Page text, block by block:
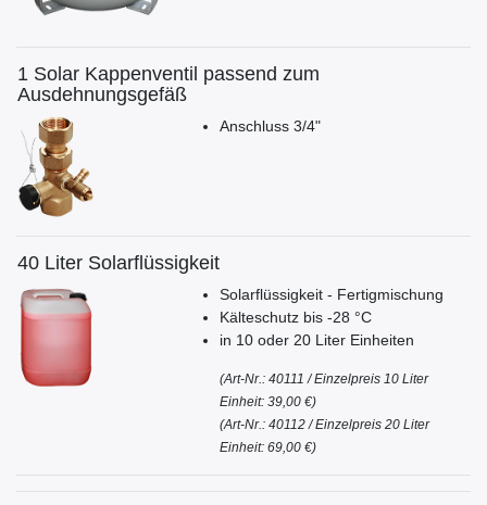
1 Solar Kappenventil passend zum
Ausdehnungsgefäß
Anschluss 3/4"
40 Liter Solarflüssigkeit
Solarflüssigkeit - Fertigmischung
Kälteschutz bis -28 °C
in 10 oder 20 Liter Einheiten
(Art-Nr.: 40111 /Einzelpreis 10 Liter
Einheit: 39,00 €)
(Art-Nr.: 40112 /Einzelpreis 20 Liter
Einheit: 69,00 €)